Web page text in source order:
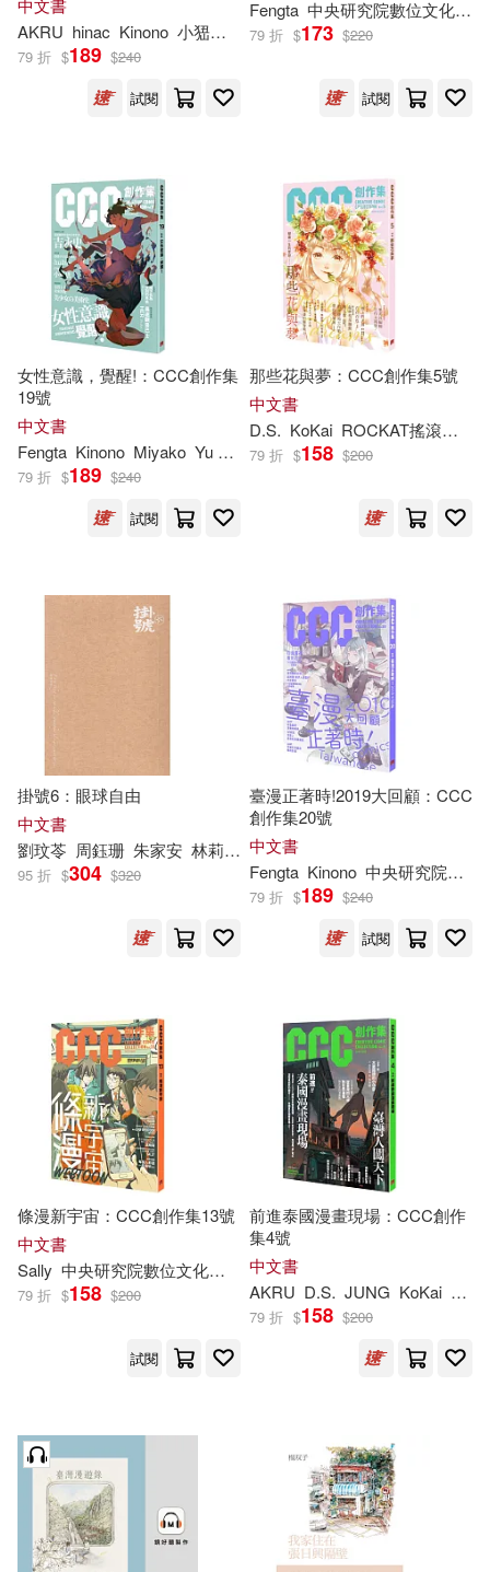
王振愷(1) 田中創(1)
蔡瑞伶（ Stella Tsai ）(1)
蕭秀琴(1)
蘇微希(1)
路徑(1)
阿盧EPC(1) 陳姿樺(1)
中文書
AKRU hinac Kinono 小峱峱 張季雅 文化內容策進院
79 折 $189 $240
試閱
Fengta 中央研究院數位文化中心
79 折 $173 $220
試閱
女性意識，覺醒!：CCC創作集
19號
中文書
Fengta Kinono Miyako Yu An 中央研究院數位文化中心
79 折 $189 $240
試閱
那些花與夢：CCC創作集5號
中文書
D.S. KoKai ROCKAT搖滾貓
79 折 $158 $200
掛號6：眼球自由
中文書
劉玟苓 周鈺珊 朱家安 林莉庭 林韋聿
95 折 $304 $320
臺漫正著時!2019大回顧：CCC
創作集20號
中文書
Fengta Kinono 中央研究院數位文化中心
79 折 $189 $240
試閱
條漫新宇宙：CCC創作集13號
中文書
Sally 中央研究院數位文化中心 宣政佑
79 折 $158 $200
試閱
前進泰國漫畫現場：CCC創作
集4號
中文書
AKRU D.S. JUNG KoKai
79 折 $158 $200